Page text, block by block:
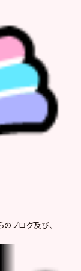
ブログ及び、